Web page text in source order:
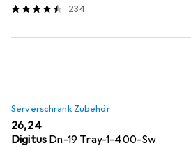
234
Serverschrank Zubehör
EUR
26,24
Digitus Dn-19 Tray-1-400-Sw